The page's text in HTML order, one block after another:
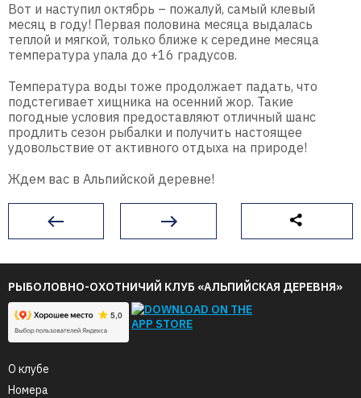
Вот и наступил октябрь – пожалуй, самый клевый
месяц в году! Первая половина месяца выдалась
теплой и мягкой, только ближе к середине месяца
температура упала до +16 градусов.
Температура воды тоже продолжает падать, что
подстегивает хищника на осенний жор. Такие
погодные условия предоставляют отличный шанс
продлить сезон рыбалки и получить настоящее
удовольствие от активного отдыха на природе!
Ждем вас в Альпийской деревне!
РЫБОЛОВНО-ОХОТНИЧИЙ КЛУБ «АЛЬПИЙСКАЯ ДЕРЕВНЯ»
О клубе
Номера